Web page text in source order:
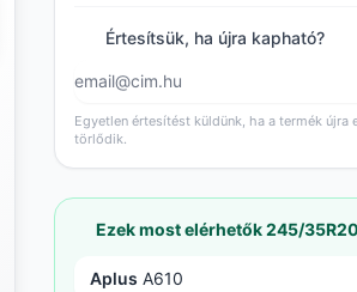
Értesítsük, ha újra kapható?
Egyetlen értesítést küldünk, ha a termék
törlődik.
Ezek most elérhetők 245/
Aplus A610